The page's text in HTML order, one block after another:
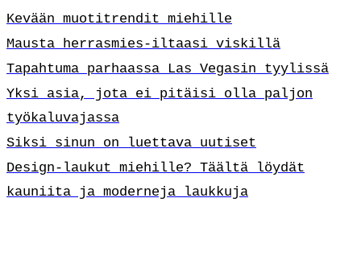
Kevään muotitrendit miehille
Mausta herrasmies-iltaasi viskillä
Tapahtuma parhaassa Las Vegasin tyylissä
Yksi asia, jota ei pitäisi olla paljon
työkaluvajassa
Siksi sinun on luettava uutiset
Design-laukut miehille? Täältä löydät
kauniita ja moderneja laukkuja